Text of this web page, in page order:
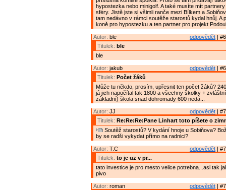
hypostezka nebo minigolf. A také musíte mít
sféry. Jistě jste si všimli ranče mezi Bílkem a
tam nedávno v rámci soutěže starostů kydal hnůj. A
koně pro hypostezku a ten partner pro projekt
odpovědět |
Autor: ble
Titulek: ble
ble
odpovědět |
Autor: jakub
Titulek: Počet žáků
Může tu někdo, prosím, upřesnit ten počet žáků?
já jich napočítal tak 1800 a všechny školky +
základní) škola snad dohromady 600 nedá...
odpovědět |
Autor: JJ
Titulek: Re:Re:Re:Pane Linhart toto píšete o
Soutěž starostů? V kydání hnoje u Sobiňova?
by se radši vykydat přímo na radnici?
odpovědět |
Autor: T.C
Titulek: to je uz v pr...
tato investice je pro mesto velice potrebna...asi tak
pivo
odpovědět |
Autor: roman